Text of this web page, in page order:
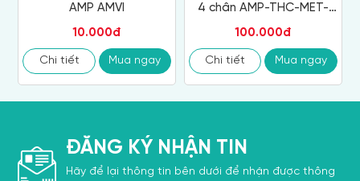
AMP AMVI
10.000đ
Chi tiết Mua ngay
4 chân AMP-THC-MET-
100.000đ
Chi tiết Mua ngay
ĐĂNG KÝ NHẬN TIN
Hãy để lại thông tin bên dưới để nhận được thông